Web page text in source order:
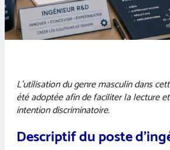
L’utilisation du genre masculin dans
été adoptée afin de faciliter la lecture et
intention discriminatoire.
Descriptif du poste